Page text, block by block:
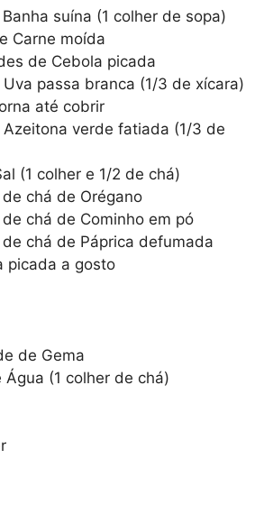
suína (1 colher de sopa)
Carne moída
de Cebola picada
passa branca (1/3 de xícara)
até cobrir
verde fatiada (1/3 de
(1 colher e 1/2 de chá)
de chá de Orégano
de chá de Cominho em pó
de chá de Páprica defumada
picada a gosto
de Gema
Água (1 colher de chá)